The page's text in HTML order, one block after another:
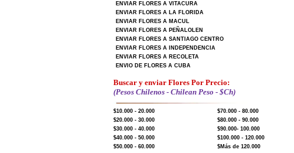
ENVIAR FLORES A VITACURA
ENVIAR FLORES A LA FLORIDA
ENVIAR FLORES A MACUL
ENVIAR FLORES A PEÑALOLEN
ENVIAR FLORES A SANTIAGO CENTRO
ENVIAR FLORES A INDEPENDENCIA
ENVIAR FLORES A RECOLETA
ENVIO DE FLORES A CUBA
Buscar y enviar Flores Por Precio:
(Pesos Chilenos - Chilean Peso - $Ch)
$10.000 - 20.000
$70.000 - 80.000
$20.000 - 30.000
$80.000 - 90.000
$30.000 - 40.000
$90.000- 100.000
$40.000 - 50.000
$100.000 - 120.000
$50.000 - 60.000
$Más de 120.000